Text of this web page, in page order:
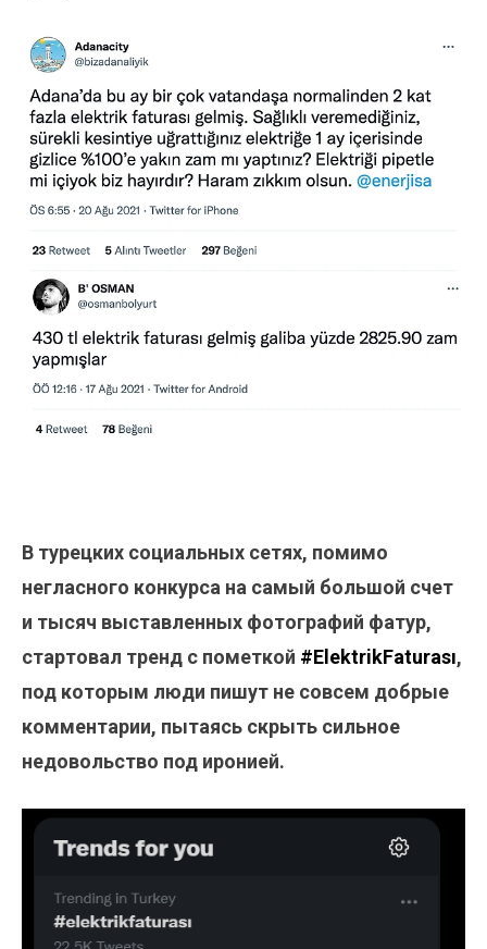
В турецких социальных сетях, помимо
негласного конкурса на самый большой счет
и тысяч выставленных фотографий фатур,
стартовал тренд с пометкой #ElektrikFaturası,
под которым люди пишут не совсем добрые
комментарии, пытаясь скрыть сильное
недовольство под иронией.